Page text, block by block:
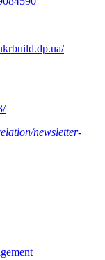
newsletter-